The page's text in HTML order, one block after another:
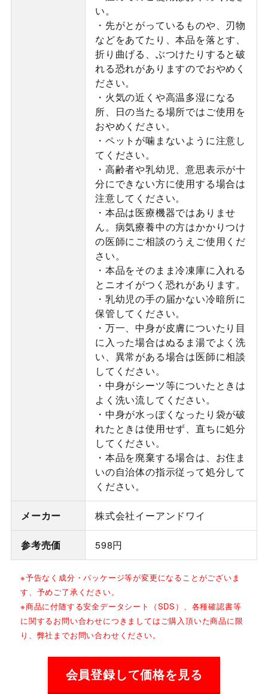
い。
・先がとがっているものや、刃物
などをあてたり、本品を落とす、
折り曲げる、ぶつけたりすると破
れる恐れがありますのでおやめく
ださい。
・火気の近くや高温多湿になる
所、日の当たる場所ではご使用を
おやめください。
・ペットが噛まないように注意し
てください。
・高齢者や乳幼児、意思表示が十
分にできない方に使用する場合は
注意してください。
・本品は医療機器ではありませ
ん。病気療養中の方はかかりつけ
の医師にご相談のうえご使用くだ
さい。
・本品をそのまま冷凍庫に入れる
とニオイがつく恐れがあります。
・乳幼児の手の届かない冷暗所に
保管してください。
・万一、中身が皮膚についたり目
に入った場合はぬるま湯でよく洗
い、異常がある場合は医師に相談
してください。
・中身がシーツ等についたときは
よく洗い流してください。
・中身が水っぽくなったり袋が破
れたときは使用せず、直ちに処分
してください。
・本品を廃棄する場合は、お住ま
いの自治体の指示従って処分して
ください。
メーカー 株式会社イーアンドワイ
参考売価 598円
※予告なく成分・パッケージ等が変更になることがございま
す、予めご了承ください。
※商品に付随する安全データシート（SDS）、各種確認書等
に関するお問い合わせにつきましてはご購入頂いた商品に限
り、弊社までお問い合わせください。
会員登録して価格を見る